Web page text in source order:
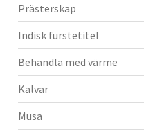
Prästerskap
Indisk furstetitel
Behandla med värme
Kalvar
Musa